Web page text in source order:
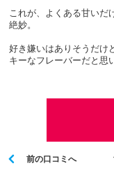
これが、よくある甘いだ
絶妙。
好き嫌いはありそうだけ
キーなフレーバーだと思
前の口コミへ